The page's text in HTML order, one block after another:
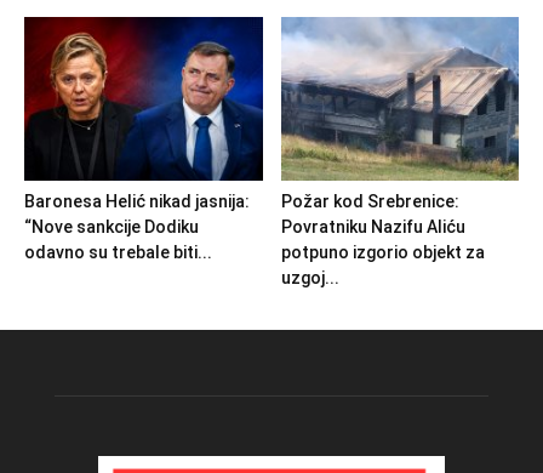
Baronesa Helić nikad jasnija:
“Nove sankcije Dodiku
odavno su trebale biti...
Požar kod Srebrenice:
Povratniku Nazifu Aliću
potpuno izgorio objekt za
uzgoj...